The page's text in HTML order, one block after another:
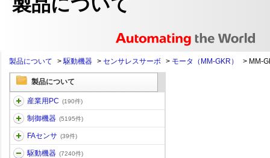
製品について >駆動機器 > センサレスサーボ > モータ（MM-GKR） > MM-
製品について
産業用PC (190件)
制御機器 (5195件)
FAセンサ (39件)
駆動機器 (7240件)